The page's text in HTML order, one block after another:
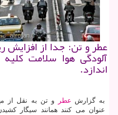
عطر و تن: جدا از
آلودگی هوا سلامت
اندازد.
به گزارش عطر
و تن به نقل از
عنوان می كنند همانند سیگار